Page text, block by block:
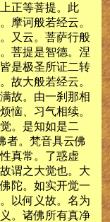
正等菩提。此
摩诃般若经云。
又云。菩萨行般
菩提是智德。涅
是极圣所证二转
故大般若经云。
故。由一刹那相
恼、习气相续。
。是知如是二
者。梵音具云佛
真常。了惑虚
谓之大觉也。大
陀。如实开觉一
以何义故。名为
。诸佛所有真净